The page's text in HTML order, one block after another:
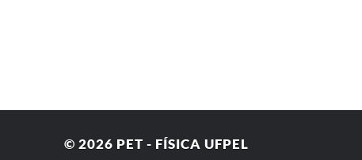
© 2026 PET - FÍSICA UFPEL